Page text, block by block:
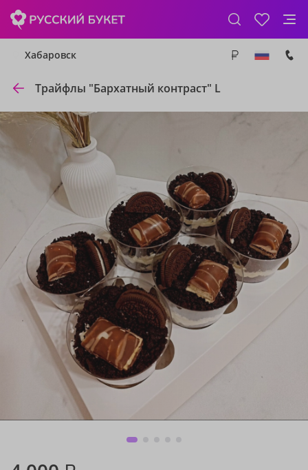
Хабаровск
Трайфлы "Бархатный контраст" L